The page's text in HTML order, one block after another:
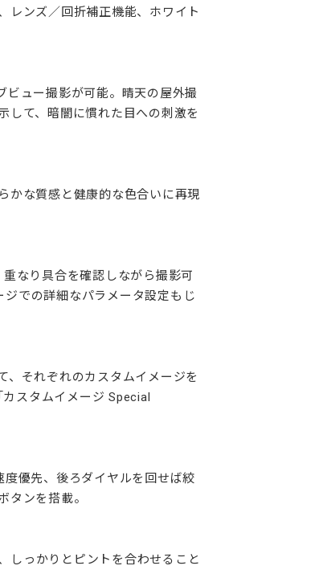
レンズ／回折補正機能、ホワイト
ビュー撮影が可能。晴天の屋外撮
して、暗闇に慣れた目への刺激を
かな質感と健康的な色合いに再現
なり具合を確認しながら撮影可
での詳細なパラメータ設定もじ
、それぞれのカスタムイメージを
スタムイメージ Special
優先、後ろダイヤルを回せば絞
ンを搭載。
しっかりとピントを合わせること